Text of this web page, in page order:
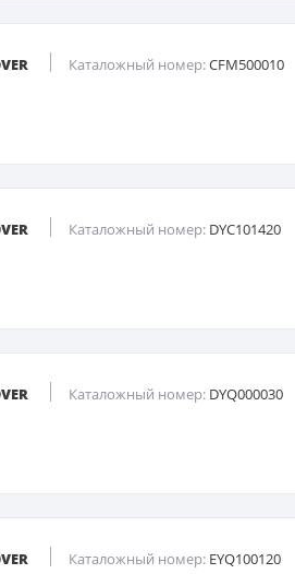
Каталожный номер:CFM500010
Каталожный номер: DYC101420
Каталожный номер: DYQ000030
Каталожный номер: EYQ100120